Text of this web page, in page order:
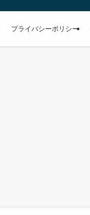
プライバシーポリシー